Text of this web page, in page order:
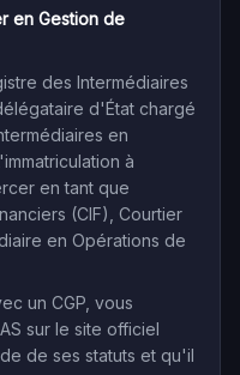
en Gestion de
des Intermédiaires
d'État chargé
en
à
en tant que
(CIF), Courtier
en Opérations de
un CGP, vous
sur le site officiel
de ses statuts et qu'il